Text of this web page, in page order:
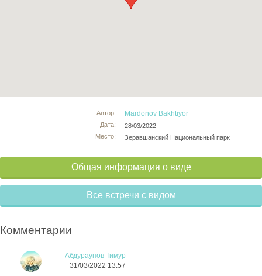
Автор:
Дата:
Место:
Mardonov Bakhtiyor
28/03/2022
Зеравшанский Национальный парк
Общая информация о виде
Все встречи с видом
Комментарии
Абдураупов Тимур
31/03/2022 13:57